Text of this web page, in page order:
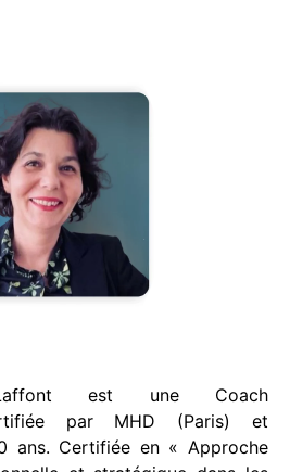
Laffont est une Coach
par MHD (Paris) et
ans. Certifiée en « Approche